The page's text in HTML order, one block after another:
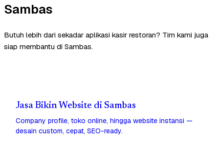
Sambas
Butuh lebih dari sekadar aplikasi kasir restoran? Tim kami juga
siap membantu di Sambas.
Jasa Bikin Website di Sambas
Company profile, toko online, hingga website instansi —
desain custom, cepat, SEO-ready.